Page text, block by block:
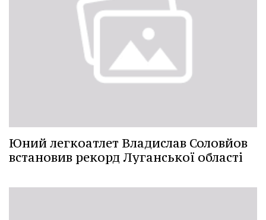
Юний легкоатлет Владислав Соловйов
встановив рекорд Луганської області